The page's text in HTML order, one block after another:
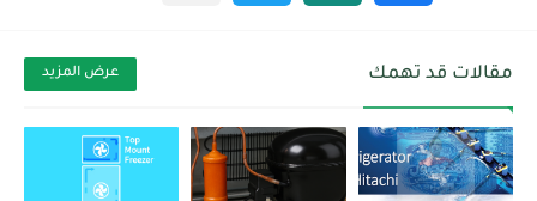
مقالات قد تهمك عرض المزيد